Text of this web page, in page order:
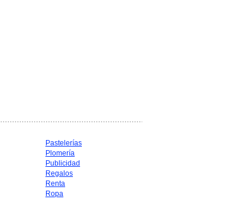
Pastelerías
Plomería
Publicidad
Regalos
Renta
Ropa